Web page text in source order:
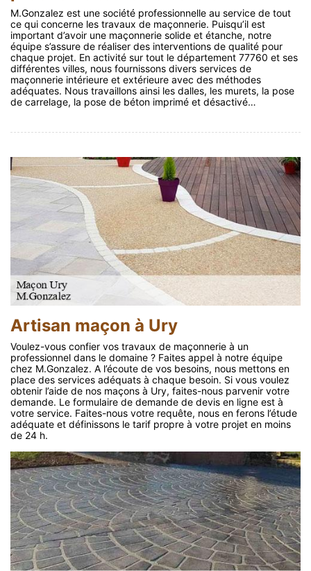
M.Gonzalez est une société professionnelle au service de tout
ce qui concerne les travaux de maçonnerie. Puisqu’il est
important d’avoir une maçonnerie solide et étanche, notre
équipe s’assure de réaliser des interventions de qualité pour
chaque projet. En activité sur tout le département 77760 et ses
différentes villes, nous fournissons divers services de
maçonnerie intérieure et extérieure avec des méthodes
adéquates. Nous travaillons ainsi les dalles, les murets, la pose
de carrelage, la pose de béton imprimé et désactivé…
Artisan maçon à Ury
Voulez-vous confier vos travaux de maçonnerie à un
professionnel dans le domaine ? Faites appel à notre équipe
chez M.Gonzalez. A l’écoute de vos besoins, nous mettons en
place des services adéquats à chaque besoin. Si vous voulez
obtenir l’aide de nos maçons à Ury, faites-nous parvenir votre
demande. Le formulaire de demande de devis en ligne est à
votre service. Faites-nous votre requête, nous en ferons l’étude
adéquate et définissons le tarif propre à votre projet en moins
de 24 h.